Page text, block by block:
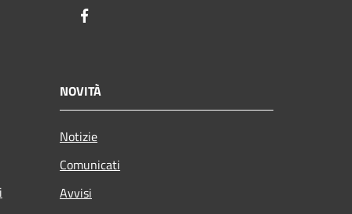
NOVITÀ
Notizie
Comunicati
Avvisi